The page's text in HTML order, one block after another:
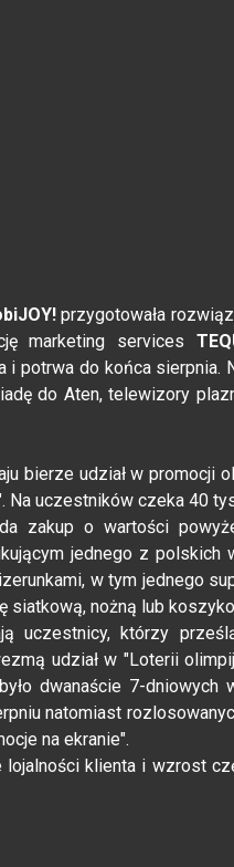
przygotowała
marketing services
i potrwa do końca
do Aten, telewizory
bierze udział w promocji
Na uczestników czeka 40
zakup o wartości
jednego z polskich
w tym jednego
siatkową, nożną lub
uczestnicy, którzy
udział w "Loterii
dwanaście 7-
natomiast
na ekranie".
lojalności klienta i wzrost